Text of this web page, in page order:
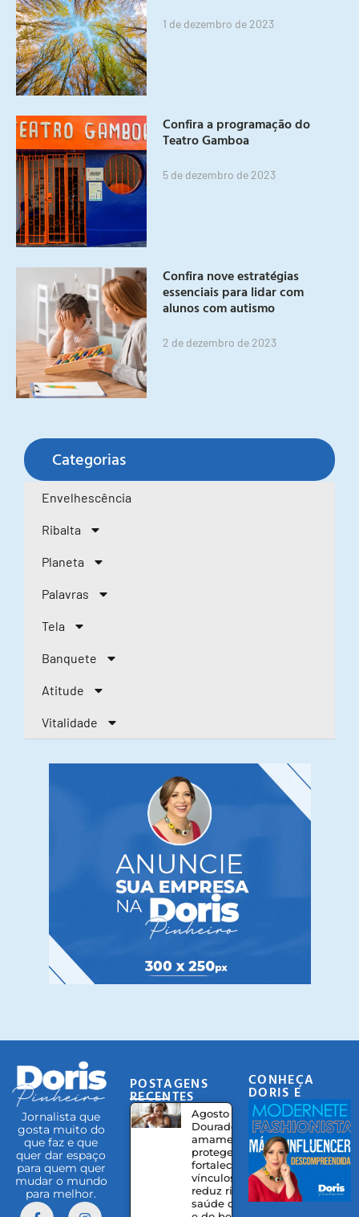
1 de dezembro de 2023
Confira a programação do
Teatro Gamboa
5 de dezembro de 2023
Confira nove estratégias
essenciais para lidar com
alunos com autismo
2 de dezembro de 2023
Categorias
Envelhescência
Ribalta
Planeta
Palavras
Tela
Banquete
Atitude
Vitalidade
Jornalista que
gosta muito do
que faz e que
quer dar espaço
para quem quer
mudar o mundo
para melhor.
POSTAGENS
RECENTES
Agosto
Dourado:
amamentação
protege,
fortalece
vínculos e
reduz riscos à
saúde da mãe
CONHEÇA
DORIS E
EQUIPE